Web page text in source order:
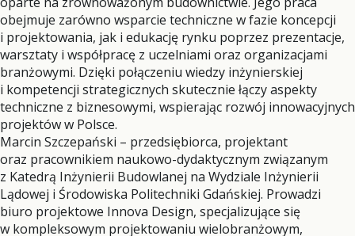
obejmuje zarówno wsparcie techniczne w fazie koncepcji
i projektowania, jak i edukację rynku poprzez prezentacje,
warsztaty i współpracę z uczelniami oraz organizacjami
branżowymi. Dzięki połączeniu wiedzy inżynierskiej
i kompetencji strategicznych skutecznie łączy aspekty
techniczne z biznesowymi, wspierając rozwój innowacyjnych
projektów w Polsce.
Marcin Szczepański – przedsiębiorca, projektant
oraz pracownikiem naukowo-dydaktycznym związanym
z Katedrą Inżynierii Budowlanej na Wydziale Inżynierii
Lądowej i Środowiska Politechniki Gdańskiej. Prowadzi
biuro projektowe Innova Design, specjalizujące się
w kompleksowym projektowaniu wielobranżowym,